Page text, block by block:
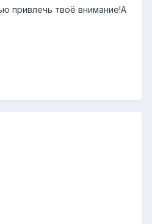
привлечь твоё внимание!А